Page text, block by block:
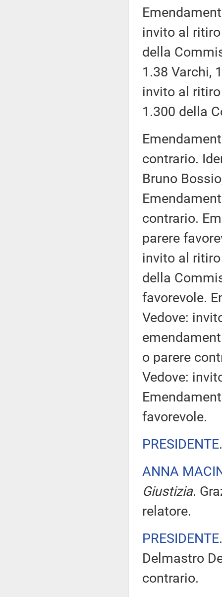
invito al
della
1.38 Varchi,
invito al
1.300 della
contrario.
Bruno
contrario.
parere
invito al
della
favorevole.
Vedove:
o parere
Vedove:
favorevole.
PRESIDENTE
ANNA
Giustizia.
relatore.
PRESIDENTE
Delmastro
contrario.